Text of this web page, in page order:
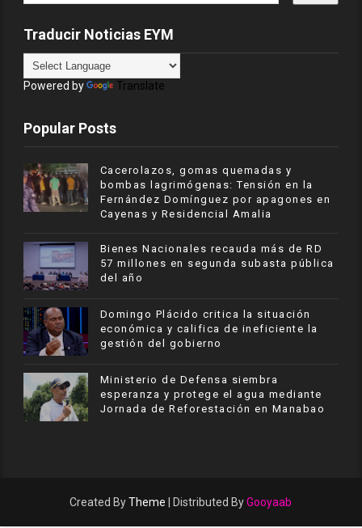
Traducir Noticias EYM
Powered by Translate
Popular Posts
Cacerolazos, gomas quemadas y
bombas lagrimógenas: Tensión en la
Fernández Domínguez por apagones en
Cayenas y Residencial Amalia
Bienes Nacionales recauda más de RD
57 millones en segunda subasta pública
del año
​Domingo Plácido critica la situación
económica y califica de ineficiente la
gestión del gobierno
Ministerio de Defensa siembra
esperanza y protege el agua mediante
Jornada de Reforestación en Manabao
Created ByTheme | Distributed ByGooyaab